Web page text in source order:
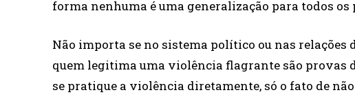
forma nenhuma é uma generalização para todos os
Não importa se no sistema político ou nas
quem legitima uma violência flagrante são provas
se pratique a violência diretamente, só o fato de